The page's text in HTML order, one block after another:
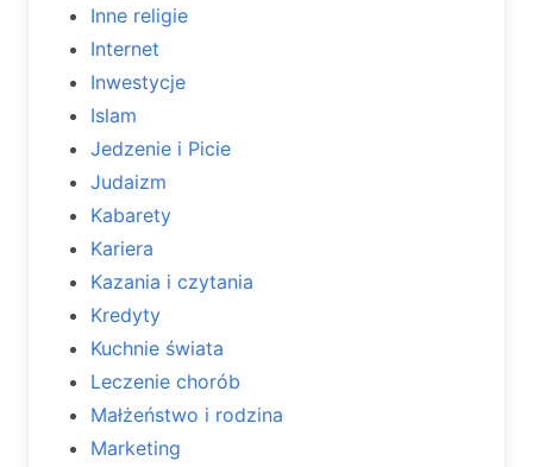
Inne religie
Internet
Inwestycje
Islam
Jedzenie i Picie
Judaizm
Kabarety
Kariera
Kazania i czytania
Kredyty
Kuchnie świata
Leczenie chorób
Małżeństwo i rodzina
Marketing